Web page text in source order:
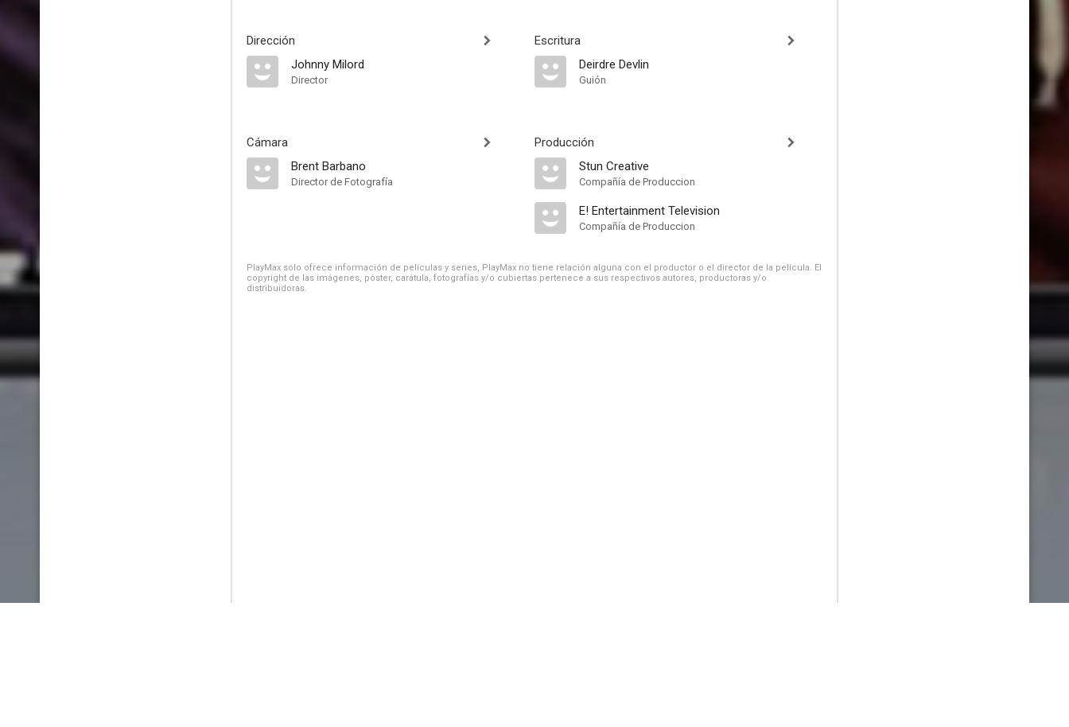
Dirección
Johnny Milord
Director
Cámara
Brent Barbano
Director de Fotografía
Escritura
Deirdre Devlin
Guión
Producción
Stun Creative
Compañía de Produccion
E! Entertainment Television
Compañía de Produccion
PlayMax solo ofrece información de películas y series, PlayMax no tiene relación alguna con el productor o el director de la película. El
copyright de las imágenes, póster, carátula, fotografías y/o cubiertas pertenece a sus respectivos autores, productoras y/o
distribuidoras.